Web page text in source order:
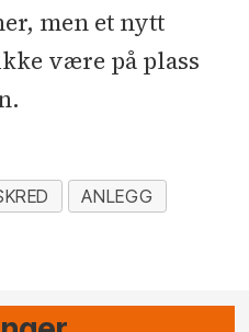
men et nytt
være på plass
ANLEGG